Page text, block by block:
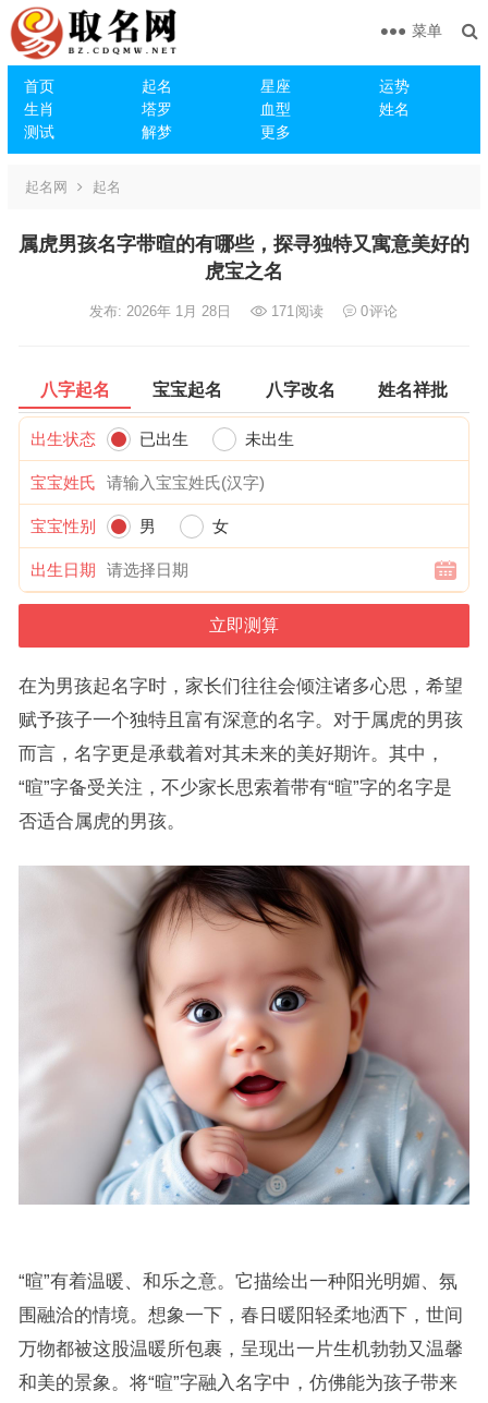
首页 起名 星座
运势
生肖
塔罗 血型
姓名
测试
解梦 更多
菜单
起名网 起名
属虎男孩名字带暄的有哪些，探寻独特又寓意美好的
虎宝之名
发布: 2026年 1月 28日 171阅读 0评论
八字起名 宝宝起名 八字改名 姓名祥批
出生状态 已出生 未出生
宝宝姓氏
宝宝性别 男 女
出生日期
在为男孩起名字时，家长们往往会倾注诸多心思，希望
赋予孩子一个独特且富有深意的名字。对于属虎的男孩
而言，名字更是承载着对其未来的美好期许。其中，
“暄”字备受关注，不少家长思索着带有“暄”字的名字是
否适合属虎的男孩。
“暄”有着温暖、和乐之意。它描绘出一种阳光明媚、氛
围融洽的情境。想象一下，春日暖阳轻柔地洒下，世间
万物都被这股温暖所包裹，呈现出一片生机勃勃又温馨
和美的景象。将“暄”字融入名字中，仿佛能为孩子带来